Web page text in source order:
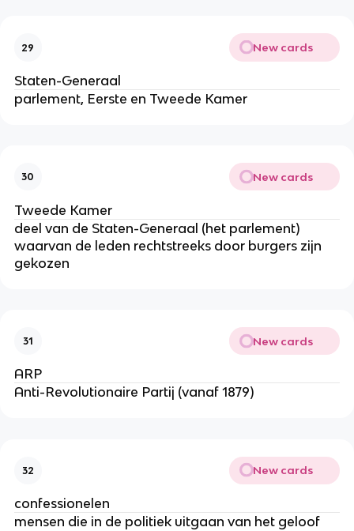
29 New cards
Staten-Generaal
parlement, Eerste en Tweede Kamer
30 New cards
Tweede Kamer
deel van de Staten-Generaal (het parlement)
waarvan de leden rechtstreeks door burgers zijn
gekozen
31 New cards
ARP
Anti-Revolutionaire Partij (vanaf 1879)
32 New cards
confessionelen
mensen die in de politiek uitgaan van het geloof